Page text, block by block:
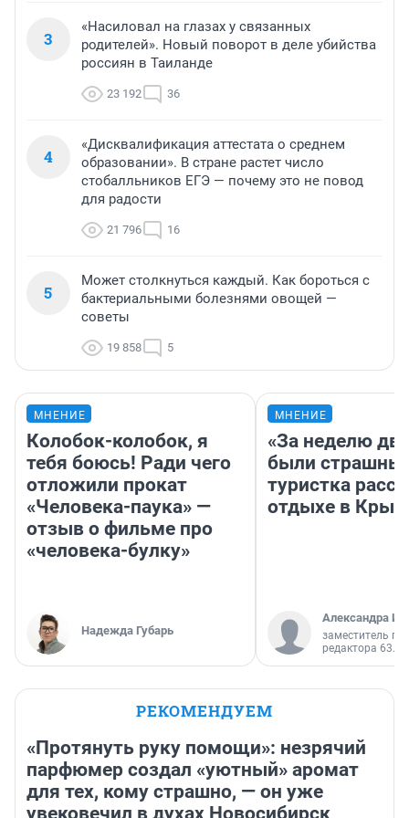
3
«Насиловал на глазах у связанных
родителей». Новый поворот в деле убийства
россиян в Таиланде
23 192 36
4
«Дисквалификация аттестата о среднем
образовании». В стране растет число
стобалльников ЕГЭ — почему это не повод
для радости
21 796 16
5
Может столкнуться каждый. Как бороться с
бактериальными болезнями овощей —
советы
19 858 5
МНЕНИЕ
Колобок-колобок, я
тебя боюсь! Ради чего
отложили прокат
«Человека-паука» —
отзыв о фильме про
«человека-булку»
Надежда Губарь
МНЕНИЕ
«За неделю
были
туристка
отдыхе в
Александра
заместитель
редактора 63.RU
РЕКОМЕНДУЕМ
«Протянуть руку помощи»: незрячий
парфюмер создал «уютный» аромат
для тех, кому страшно, — он уже
увековечил в духах Новосибирск